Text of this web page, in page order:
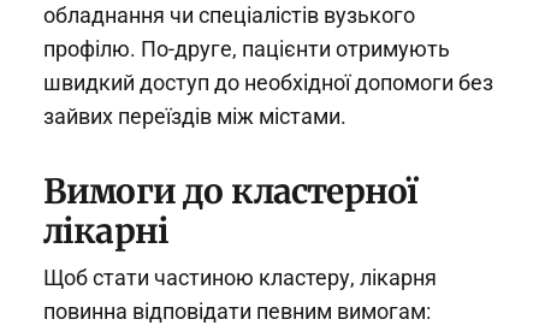
обладнання чи спеціалістів вузького
профілю. По-друге, пацієнти отримують
швидкий доступ до необхідної допомоги без
зайвих переїздів між містами.
Вимоги до кластерної
лікарні
Щоб стати частиною кластеру, лікарня
повинна відповідати певним вимогам: